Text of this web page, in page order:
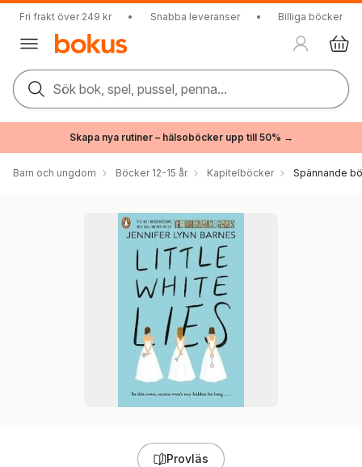
Fri frakt över 249 kr • Snabba leveranser • Billiga böcker
Sök bok, spel, pussel, penna...
Skapa nya rutiner – hälsoböcker upp till 50% →
Barn och ungdom Böcker 12-15 år Kapitelböcker Spännande
Provläs